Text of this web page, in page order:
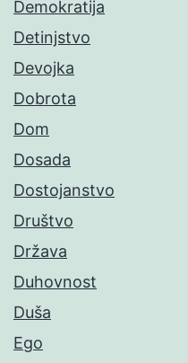
Demokratija
Detinjstvo
Devojka
Dobrota
Dom
Dosada
Dostojanstvo
Društvo
Država
Duhovnost
Duša
Ego